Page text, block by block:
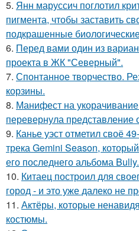
5. Янн маруссич поглотил
пигмента, чтобы заставить
подкрашенные
6. Перед вами один из
проекта в ЖК "Северный".
7. Спонтанное творчество.
корзины.
8. Манифест на
перевернула представление
9. Канье уэст отметил своё
трека Gemini Season,
его последнего альбома Bully.
10. Китаец построил для
город - и это уже далеко не
11. Актёры, которые
костюмы.